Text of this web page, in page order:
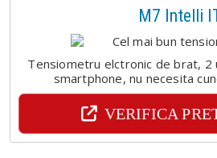
M7 Intelli
Tensiometru elctronic de brat, 2
smartphone, nu necesita
VERIFICA